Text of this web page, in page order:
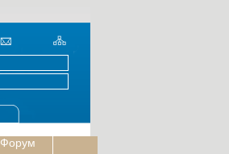
Форум